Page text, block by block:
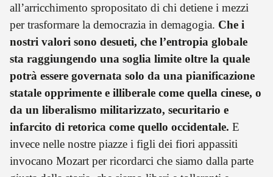
all’arricchimento spropositato di chi detiene i mezzi
per trasformare la democrazia in demagogia. Che i
nostri valori sono desueti, che l’entropia globale
sta raggiungendo una soglia limite oltre la quale
potrà essere governata solo da una pianificazione
statale opprimente e illiberale come quella cinese, o
da un liberalismo militarizzato, securitario e
infarcito di retorica come quello occidentale. E
invece nelle nostre piazze i figli dei fiori appassiti
invocano Mozart per ricordarci che siamo dalla parte